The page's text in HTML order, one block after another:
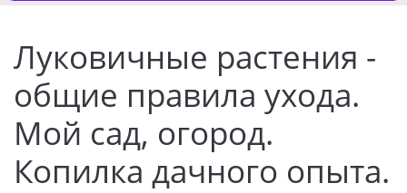
Луковичные растения -
общие правила ухода.
Мой сад, огород.
Копилка дачного опыта.